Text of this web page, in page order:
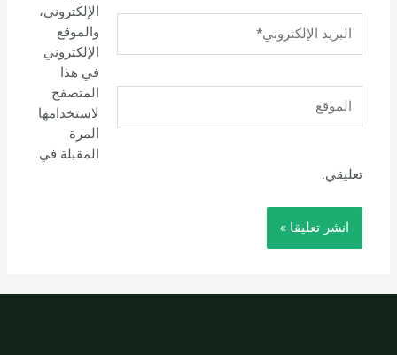
الإلكتروني*
الإلكتروني،
والموقع
الإلكتروني
في هذا
المتصفح
لاستخدامها
المرة
المقبلة في
تعليقي.